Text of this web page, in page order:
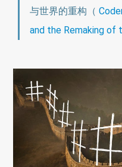
与世界的重构（
and the Remaking of